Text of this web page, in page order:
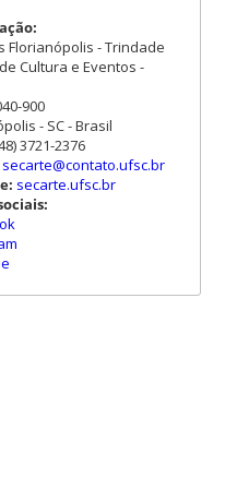
Florianópolis - Trindade
Cultura e Eventos -
900
- SC - Brasil
3721-2376
secarte@contato.ufsc.br
secarte.ufsc.br